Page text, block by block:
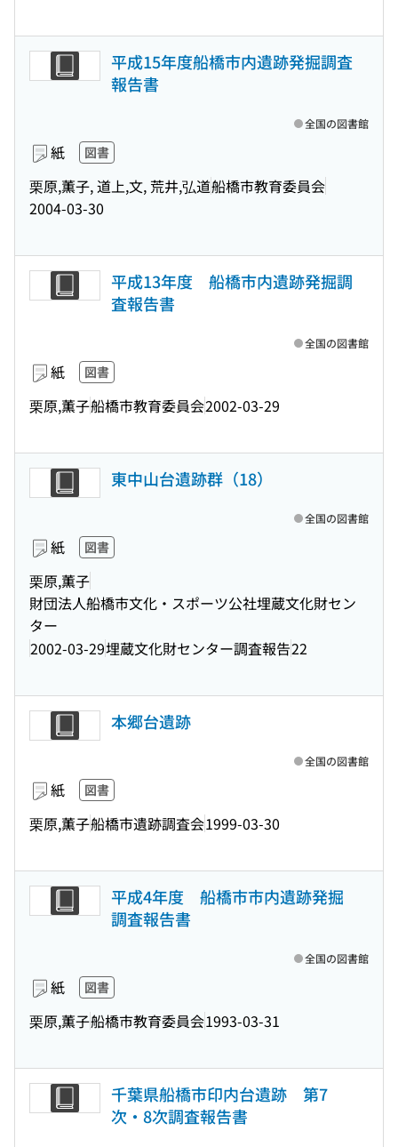
平成15年度船橋市内遺跡発掘調査
報告書
紙 図書
栗原,薫子, 道上,文, 荒井,弘道船橋市教育委員会
2004-03-30
全国の図書館
平成13年度 船橋市内遺跡発掘調
査報告書
紙 図書
栗原,薫子船橋市教育委員会2002-03-29
全国の図書館
東中山台遺跡群（18）
紙 図書
栗原,薫子
財団法人船橋市文化・スポーツ公社埋蔵文化財セン
ター
2002-03-29埋蔵文化財センター調査報告22
全国の図書館
本郷台遺跡
紙 図書
栗原,薫子船橋市遺跡調査会1999-03-30
全国の図書館
平成4年度 船橋市市内遺跡発掘
調査報告書
紙 図書
栗原,薫子船橋市教育委員会1993-03-31
全国の図書館
千葉県船橋市印内台遺跡 第7
次・8次調査報告書